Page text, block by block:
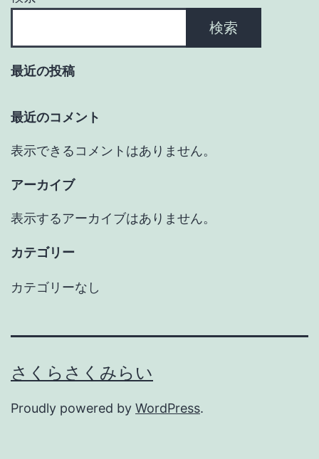
検索
最近の投稿
最近のコメント
表示できるコメントはありません。
アーカイブ
表示するアーカイブはありません。
カテゴリー
カテゴリーなし
さくらさくみらい
Proudly powered by WordPress.